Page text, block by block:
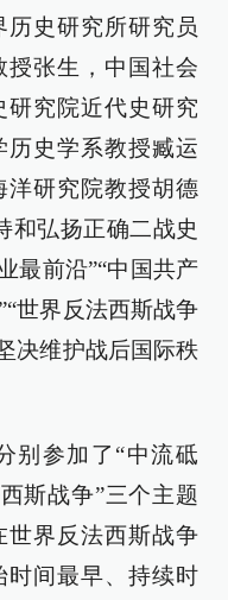
史研究所研究员
授张生，中国社会
研究院近代史研究
历史学系教授臧运
洋研究院教授胡德
和弘扬正确二战史
最前沿”“中国共产
世界反法西斯战争
决维护战后国际秩
别参加了“中流砥
斯战争”三个主题
世界反法西斯战争
时间最早、持续时